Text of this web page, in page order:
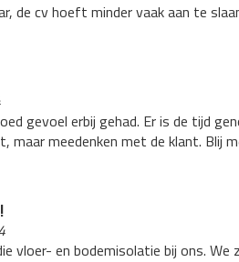
de cv hoeft minder vaak aan te
gevoel erbij gehad. Er is de tijd
maar meedenken met de klant. Blij
vloer- en bodemisolatie bij ons. We